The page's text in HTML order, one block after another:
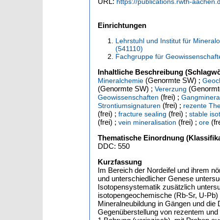
Einrichtungen
Lehrstuhl und Institut für
(541110)
Fachgruppe für
Inhaltliche Beschreibung
Mineralchemie (Genormte SW) ;
(Genormte SW) ; Vererzung
Geowissenschaften (frei) ;
Strontiumsignaturen (frei) ; rezente
(frei) ; fracture sealing (frei) ; stable
(frei) ; vein mineralisation (frei) ; ore
Thematische Einordnung
DDC: 550
Kurzfassung
Im Bereich der Nordeifel und ihrem nördlichen Vorland sind Gangmineralisationen unterschiedlichen Alters und unterschiedlicher Genese untersucht worden. Das Nebengestein wurde bezüglich seiner Isotopensystematik zusätzlich untersucht. Schwerpunkt war die mikrostrukturelle, geochemische und isotopengeochemische (Rb-Sr, U-Pb) Klassifizierung und Charakterisierung des diskreten Fluidflusses zur Mineralneubildung in Gängen und die Datierung (Rb-Sr) der unterschiedlichen Bildungsstadien. Die Gegenüberstellung von rezentem und variszisch/postvariszischem Fluidfluss erfolgte mit Proben der RWTH-1 Bohrung (variszisch), mit Proben aus den Pb-Zn-Mineralisationen des Raums Aachen-Stolberg-Kelmis (Schwerpunkt Steinbruch der Hastenrather Kalkwerke und Vergleichsvorkommen Diepenlienchen, Albertsgrube, Thermae 2002, Bleiberg und Altenberg (postvariszisch)) und mit den Thermalwässern von Aachen-Burtscheid (rezent). Die Bohrung RWTH-1 in Aachen wurde in den Überschiebungsgürtel der Aachen-Überschiebung abgeteuft und erreichte eine Tiefe von 2544m. Oberkarbonische, oberdevonische und unterdevonische siliziklastische Gesteine zeigen in den drei gekernten Teufenbereichen eine intensive Durchaderung unterschiedlich orientierter millimeter- bis zentimeterbreiter Gänge, die einen variszischen Fluidfluss dokumnetieren. Die Gang- und Aderfüllungen bestehen aus Calcit, Dolomit, Ankerit, Quarz, Chlorit und gelegentlich Pyrit. Extreme Spurenelementkonzentrationen von Ba und Cu im Bereich der Überschiebungsbahnen werden als Ausdruck dieses Fluidflusses gesehen. Die Gänge stellen Extensionsstrukturen dar, deren mineralischer Inhalt besonders an den Gangrändern eine deformative Komponente aufweist. Chlorit weist auf Deformationsvorgänge und Rekristallisationseffekte hin, und kann als syndeformativ angesehen werden. Durch bruchhafte Deformation wurden viele Gänge mehrfach reaktiviert. Gangchlorit aus der ersten und zweiten Kernstrecke spiegelt durch seine Zusammensetzung Temperaturen von 290 bis 370°C wieder. Homogenisierungs-Temperaturen von Flüssigkeitseinschlüssen (<390°C) in den Gangmineralen (Lögering, 2008) bestätigen die Temperaturspanne. Die Temperaturen sind typische variszische Metamorphosetemperaturen am Nordrand des Rhenoherzynikums (Behr et al., 1993; Muchez et al., 2000). Gangkarbonate (Calcit, Dolomit, Ankerit) zeigen unabhängig von der stratigraphischen Einheit eine ausgeprägte positive Eu-Anomalie. Diese Anomalie kann als Hinweis auf eine Karbonatbildung bei erhöhter Temperatur interpretiert werden. Der Absatz der Karbonate wird auf das Abkühlen der fluiden Phase und die pH-Änderung durch die Reaktion mit dem karbonatischen Nebengestein beim Aufstieg in das Störungssystem zurückgeführt und geht mit der Aussage von Lögering (2008) einher, das es sich um eine abkühlende metamorphe Lösung handelt. Die deutliche Fraktionierung zwischen den leichten und schweren SEE legt nahe, dass die mineralisierende Lösung nicht aus dem unmittelbaren Nebengestein mobilisiert wurde, sondern längere Transportwege durchlaufen hat. Eine Altersbestimmung mittels einer Rb-Sr Isochrone ist an den Mineralphasen Chlorit und Calcit aufgrund ihrer zu allen Zeiten unterschiedlichen initialen Sr-Isotopenzusammensetzung nicht möglich. Modellrechnungen mit Hilfe einer Paläomischungslinie legen für den Chlorit ein Alter von 218±15 Ma nahe (Beiss, 2008) und ähnelt damit 40Ar/39Ar-Altern an Chloriten von 182±18 Ma (Sindern et al., 2008). Diese Alter entsprechen